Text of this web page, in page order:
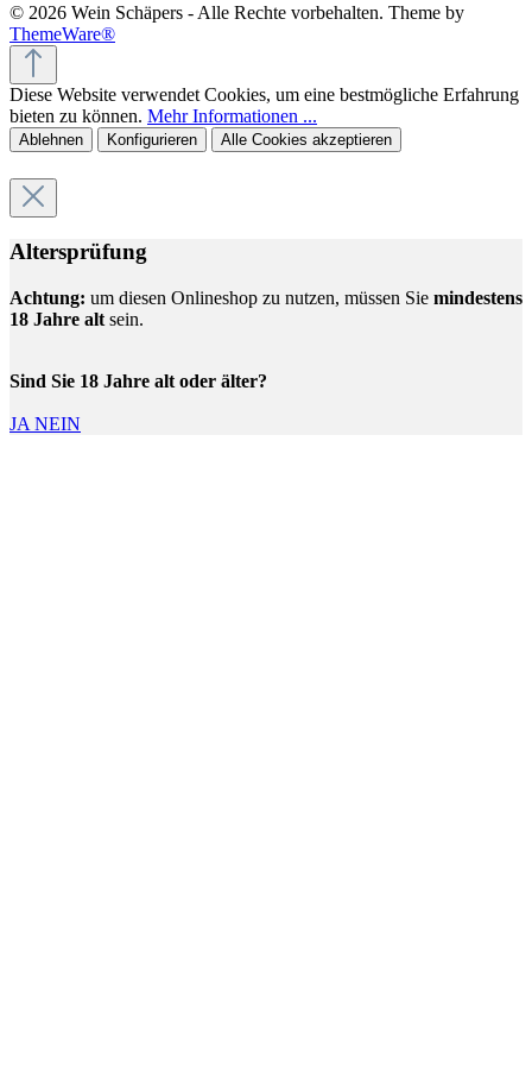
© 2026 Wein Schäpers - Alle Rechte vorbehalten. Theme by
ThemeWare®
Diese Website verwendet Cookies, um eine bestmögliche Erfahrung
bieten zu können. Mehr Informationen ...
Ablehnen Konfigurieren Alle Cookies akzeptieren
Altersprüfung
Achtung: um diesen Onlineshop zu nutzen, müssen Sie mindestens
18 Jahre alt sein.
Sind Sie 18 Jahre alt oder älter?
JA NEIN